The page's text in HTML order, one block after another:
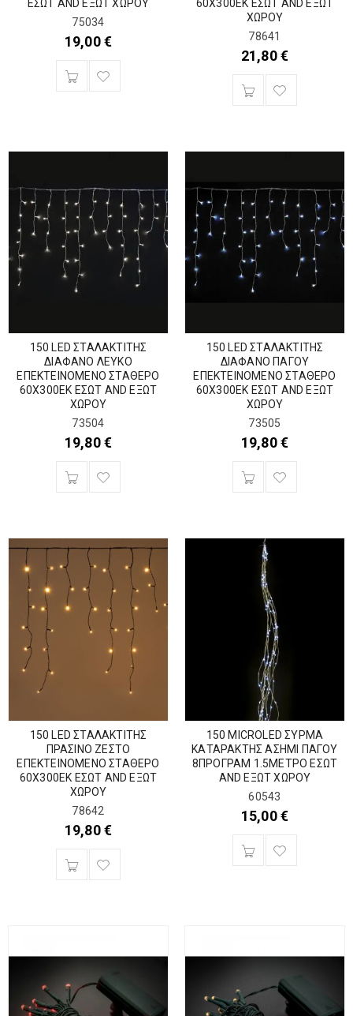
ΕΣΩΤ AND ΕΞΩΤ ΧΩΡΟΥ
75034
19,00€
60Χ300ΕΚ ΕΣΩΤ AND ΕΞΩΤ
ΧΩΡΟΥ
78641
21,80€
150 LED ΣΤΑΛΑΚΤΙΤΗΣ
ΔΙΑΦΑΝΟ ΛΕΥΚΟ
ΕΠΕΚΤΕΙΝΟΜΕΝΟ ΣΤΑΘΕΡΟ
60Χ300ΕΚ ΕΣΩΤ AND ΕΞΩΤ
ΧΩΡΟΥ
73504
19,80€
150 LED ΣΤΑΛΑΚΤΙΤΗΣ
ΔΙΑΦΑΝΟ ΠΑΓΟΥ
ΕΠΕΚΤΕΙΝΟΜΕΝΟ ΣΤΑΘΕΡΟ
60Χ300ΕΚ ΕΣΩΤ AND ΕΞΩΤ
ΧΩΡΟΥ
73505
19,80€
150 LED ΣΤΑΛΑΚΤΙΤΗΣ
ΠΡΑΣΙΝΟ ΖΕΣΤΟ
ΕΠΕΚΤΕΙΝΟΜΕΝΟ ΣΤΑΘΕΡΟ
60Χ300ΕΚ ΕΣΩΤ AND ΕΞΩΤ
ΧΩΡΟΥ
78642
19,80€
150 MICROLED ΣΥΡΜΑ
ΚΑΤΑΡΑΚΤΗΣ ΑΣΗΜΙ ΠΑΓΟΥ
8ΠΡΟΓΡΑΜ 1.5ΜΕΤΡΟ ΕΣΩΤ
AND ΕΞΩΤ ΧΩΡΟΥ
60543
15,00€